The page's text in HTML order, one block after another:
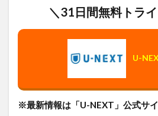
＼31日間無料トラ
U-
※最新情報は「U-NEXT」公式サ